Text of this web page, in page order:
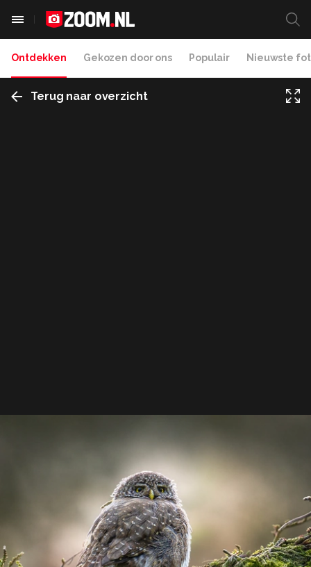
Ontdekken Gekozen door ons Populair Nieuwste
Terug naar overzicht